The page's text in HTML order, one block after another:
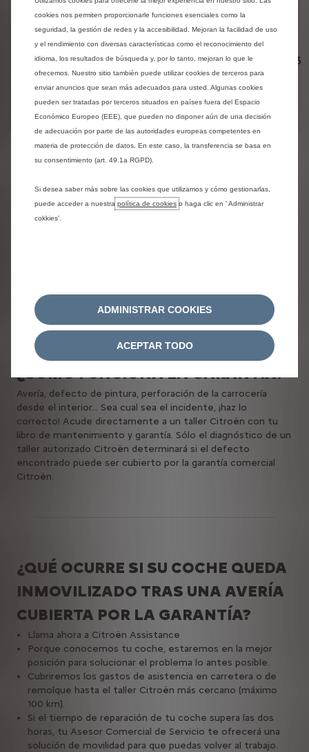
partir de
la fecha
entrega
Sin límite
de
kilometraje
2 años
(turismos y
furgonetas)
3
TIEMPO/KM
GARANTÍA SIN
COMPLICACIONES
¿DÓNDE ENCONTRAR LOS
¿CÓMO FUNCIONA LA GARANTÍA?
Avería, defecto de pintura, perforación de la carrocería
desde el interior... Sea cual sea el incidente, ¡haz lo
correcto! Acude directamente a un taller Citroën con tu
libro de mantenimiento y garantía. Sólo el diagnóstico de un
taller autorizado Citroën determinará si el defecto
encontrado puede ser cubierto por la garantía comercial
Citroën.
¿QUÉ OCURRE SI SU COCHE QUEDA
INMOVILIZADO TRAS UNA AVERÍA
CUBIERTA POR LA GARANTÍA?
Llama ahora a Citroën Assistance
Porque conocemos tu coche, estaremos en la mejor
posición para solucionar el problema lo antes posible.
Cubriremos los gastos de asistencia en carretera o de
remolque hasta el taller Citroën más cercano (máximo
100 km).
Si el tiempo de reparación de tu coche supera las dos
horas, tu Asesor Comercial de Servicio te ofrecerá una
solución de movilidad para que puedas volver al trabajo.
cookies nos permiten proporcionarle funciones esenciales como la
seguridad, la gestión de redes y la accesibilidad. Mejoran la facilidad de uso
y el rendimiento con diversas características como el reconocimiento del
idioma, los resultados de búsqueda y, por lo tanto, mejoran lo que le
ofrecemos. Nuestro sitio también puede utilizar cookies de terceros para
enviar anuncios que sean más adecuados para usted. Algunas cookies
pueden ser tratadas por terceros situados en países fuera del Espacio
Económico Europeo (EEE), que pueden no disponer aún de una decisión
de adecuación por parte de las autoridades europeas competentes en
materia de protección de datos. En este caso, la transferencia se basa en
su consentimiento (art. 49.1a RGPD).
Si desea saber más sobre las cookies que utilizamos y cómo gestionarlas,
puede acceder a nuestra política de cookies o haga clic en ' Administrar
cokkies'.
ADMINISTRAR COOKIES
ACEPTAR TODO